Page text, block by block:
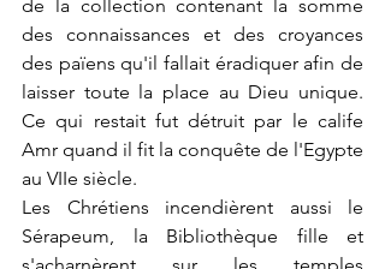
de la collection contenant la somme
des connaissances et des croyances
des païens qu'il fallait éradiquer afin de
laisser toute la place au Dieu unique.
Ce qui restait fut détruit par le calife
Amr quand il fit la conquête de l'Egypte
au VIIe siècle.
Les Chrétiens incendièrent aussi le
Sérapeum, la Bibliothèque fille et